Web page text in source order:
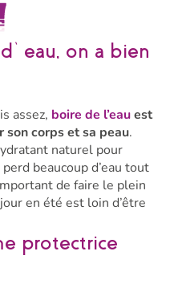
on a bien
assez, boire de l’eauest
corps et sa peau.
naturel pour
beaucoup d’eau tout
de faire le plein
en été est loin d’être
protectrice